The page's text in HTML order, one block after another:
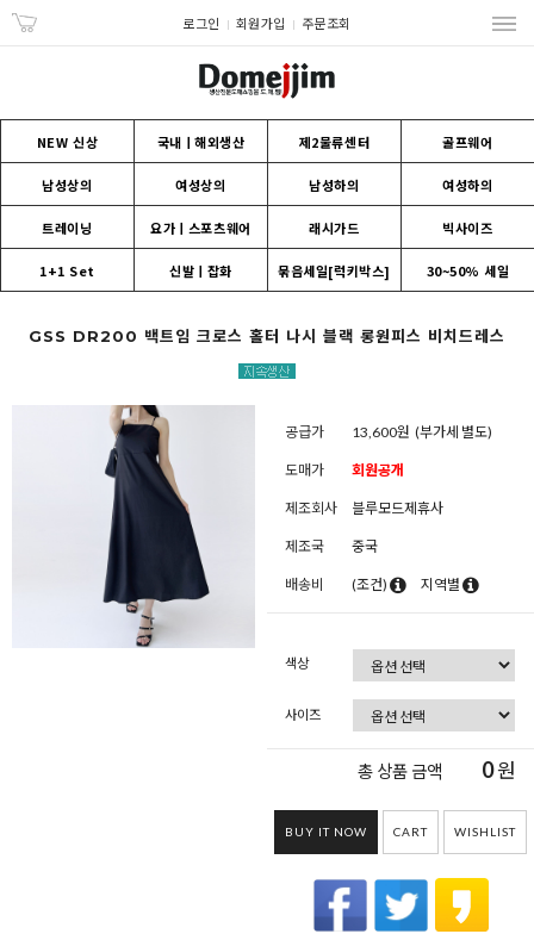
로그인 회원가입 주문조회
NEW 신상 국내ㅣ해외생산 제2물류센터 골프웨어
남성상의 여성상의 남성하의 여성하의
트레이닝 요가ㅣ스포츠웨어 래시가드 빅사이즈
1+1 Set 신발ㅣ잡화 묶음세일[럭키박스] 30~50% 세일
GSS DR200 백트임 크로스 홀터 나시 블랙 롱원피스 비치드레스
공급가 13,600원 (부가세 별도)
도매가 회원공개
제조회사 블루모드제휴사
제조국 중국
배송비 (조건) 지역별
색상
사이즈
총 상품 금액 0원
BUY IT NOW CART WISHLIST